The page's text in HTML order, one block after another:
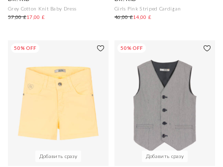
Grey Cotton Knit Baby Dress
57,00 £17,00 £
Girls Pink Striped Cardigan
46,00 £14,00 £
50% OFF
Добавить сразу
50% OFF
Добавить сразу